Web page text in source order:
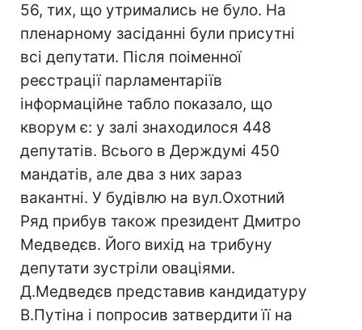
56, тих, що утримались не було. На
пленарному засіданні були присутні
всі депутати. Після поіменної
реєстрації парламентаріїв
інформаційне табло показало, що
кворум є: у залі знаходилося 448
депутатів. Всього в Держдумі 450
мандатів, але два з них зараз
вакантні. У будівлю на вул.Охотний
Ряд прибув також президент Дмитро
Медведєв. Його вихід на трибуну
депутати зустріли оваціями.
Д.Медведєв представив кандидатуру
В.Путіна і попросив затвердити її на